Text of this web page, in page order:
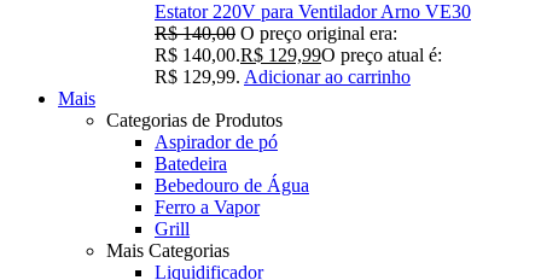
Estator 220V para Ventilador Arno VE30
R$140,00 O preço original era:
R$ 140,00.R$ 129,99O preço atual é:
R$ 129,99. Adicionar ao carrinho
Mais
Categorias de Produtos
Aspirador de pó
Batedeira
Bebedouro de Água
Ferro a Vapor
Grill
Mais Categorias
Liquidificador